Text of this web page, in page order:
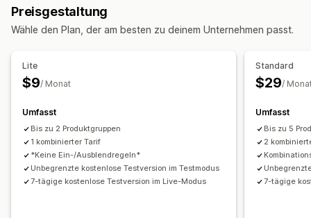
Mehrere Zonen
PO-Box-Einschränkungen
Umbenennungsoptionen
Preisgestaltung
Wähle den Plan, der am besten zu deinem Unternehmen passt.
Lite
$9/ Monat
Umfasst
Bis zu 2 Produktgruppen
1 kombinierter Tarif
*Keine Ein-/Ausblendregeln*
Unbegrenzte kostenlose Testversion im Testmodus
7-tägige kostenlose Testversion im Live-Modus
Standard
$29/
Umfasst
Bis zu 5
2
7-tägige